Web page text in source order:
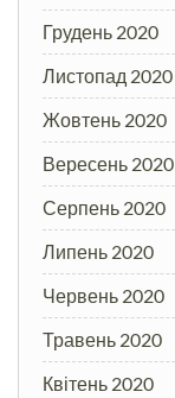
Грудень 2020
Листопад 2020
Жовтень 2020
Вересень 2020
Серпень 2020
Липень 2020
Червень 2020
Травень 2020
Квітень 2020